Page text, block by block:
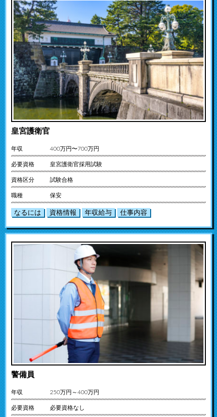
皇宮護衛官
年収 400万円〜700万円
必要資格 皇宮護衛官採用試験
資格区分 試験合格
職種 保安
なるには 資格情報 年収給与 仕事内容
警備員
年収 250万円～400万円
必要資格 必要資格なし